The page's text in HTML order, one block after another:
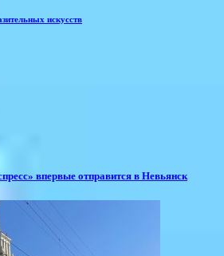
искусств
впервые отправится в Невьянск